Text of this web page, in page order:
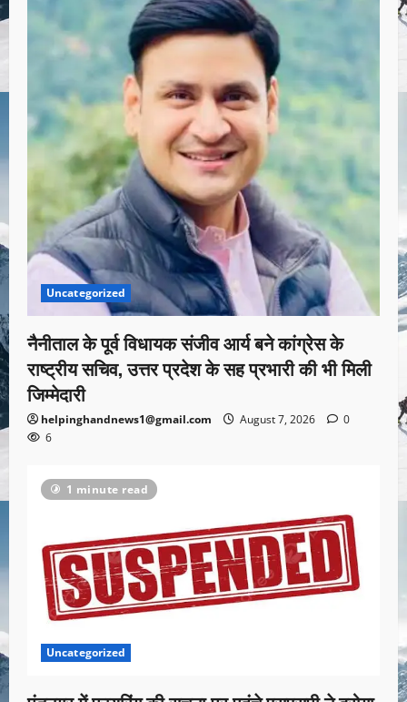
Uncategorized
नैनीताल के पूर्व विधायक संजीव आर्य बने कांग्रेस के
राष्ट्रीय सचिव, उत्तर प्रदेश के सह प्रभारी की भी मिली
जिम्मेदारी
helpinghandnews1@gmail.com August 7, 2026
0
6
1 minute read
Uncategorized